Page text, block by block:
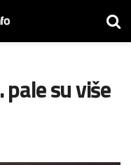
su više